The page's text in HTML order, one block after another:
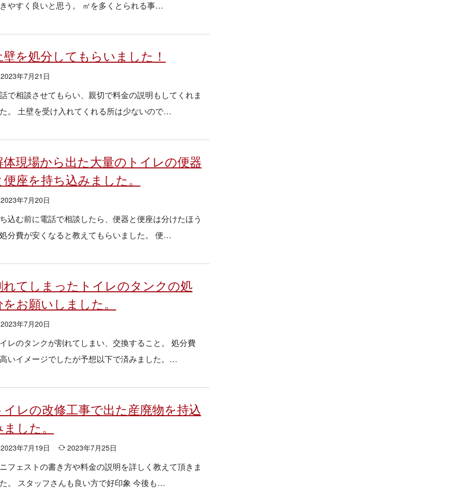
やすく良いと思う。 ㎥を多くとられる事…
壁を処分してもらいました！
年7月21日
で相談させてもらい、親切で料金の説明もしてくれま
。 土壁を受け入れてくれる所は少ないので…
体現場から出た大量のトイレの便器
便座を持ち込みました。
年7月20日
込む前に電話で相談したら、便器と便座は分けたほう
分費が安くなると教えてもらいました。 便…
れてしまったトイレのタンクの処
お願いしました。
年7月20日
イレのタンクが割れてしまい、交換すること。 処分費
いイメージでしたが予想以下で済みました。…
イレの改修工事で出た産廃物を持込
した。
年7月19日 2023年7月25日
フェストの書き方や料金の説明を詳しく教えて頂きま
。 スタッフさんも良い方で好印象 今後も…